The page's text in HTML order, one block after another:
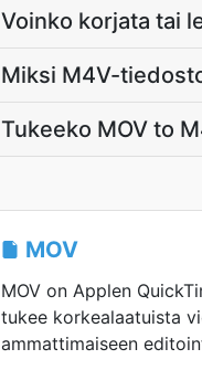
Voinko korjata tai
Miksi M4V-
Tukeeko MOV to
MOV
MOV on Applen
tukee korkealaatuista
ammattimaiseen